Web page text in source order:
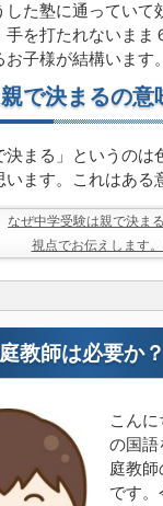
した塾に通っていて
手を打たれないまま
子様が結構います。
で決まるの意
決まる」というのは
います。これはある
なぜ中学受験は親で決ま
視点でお伝えします
教師は必要か？
こん
の国語
庭教師
です